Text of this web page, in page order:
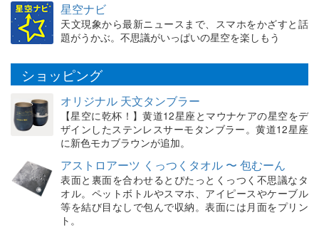
星空ナビ
天文現象から最新ニュースまで、スマホをかざすと話
題がうかぶ。不思議がいっぱいの星空を楽しもう
ショッピング
オリジナル 天文タンブラー
【星空に乾杯！】黄道12星座とマウナケアの星空をデ
ザインしたステンレスサーモタンブラー。黄道12星座
に新色モカブラウンが追加。
アストロアーツ くっつくタオル 〜 包むーん
表面と裏面を合わせるとぴたっとくっつく不思議なタ
オル。ペットボトルやスマホ、アイピースやケーブル
等を結び目なしで包んで収納。表面には月面をプリン
ト。